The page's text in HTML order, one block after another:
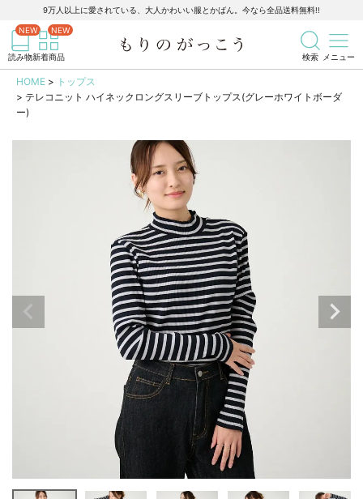
9万人以上に愛されている、大人かわいい服とかばん。今なら全品送料無料!!
読み物新着商品 検索 メニュー
商品を検索 記事を検索
HOME
トップス
テレコニット ハイネックロングスリーブトップス(グレーホワイトボーダ
ー)